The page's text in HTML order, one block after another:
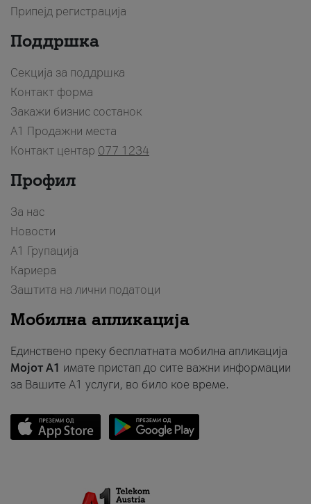
Припејд регистрација
Поддршка
Секција за поддршка
Контакт форма
Закажи бизнис состанок
A1 Продажни места
Контакт центар 077 1234
Профил
За нас
Новости
А1 Групација
Кариера
Заштита на лични податоци
Мобилна апликација
Единствено преку бесплатната мобилна апликација
Мојот A1 имате пристап до сите важни информации
за Вашите A1 услуги, во било кое време.